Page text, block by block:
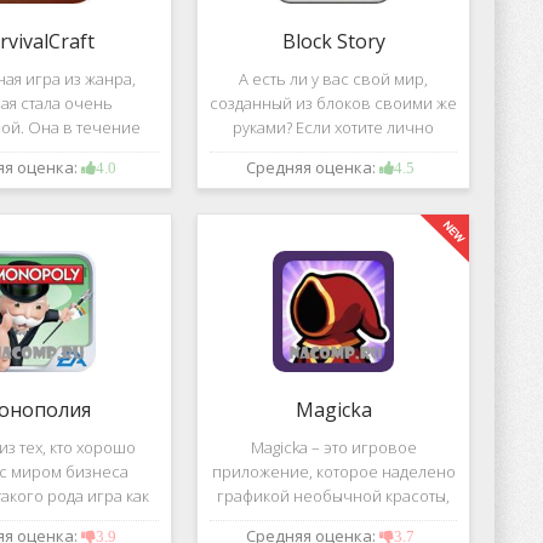
игра из жанра,
стала очень
Она в течение
временного
попала в список
качество графики,
оценка: 4.0
Block Story
А есть ли у вас свой мир,
созданный из блоков своими же
руками? Если хотите лично
воздвигнуть для себя такой мир,
тогда игра, которая называется
Средняя оценка: 4.5
тех, кто хорошо
миром бизнеса
рода игра как
настольная игра
оценка: 3.9
Magicka
Magicka – это игровое
приложение, которое наделено
графикой необычной красоты,
все персонажи в нем весьма
Средняя оценка: 3.7